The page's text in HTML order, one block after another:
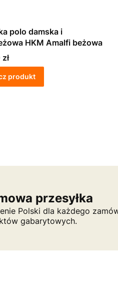
polo damska i
HKM Amalfi beżowa
produkt
przesyłka
Polski dla każdego
gabarytowych.